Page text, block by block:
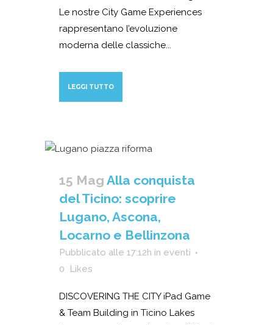
Le nostre City Game Experiences
rappresentano l’evoluzione
moderna delle classiche...
LEGGI TUTTO
15 Mag Alla conquista
del Ticino: scoprire
Lugano, Ascona,
Locarno e Bellinzona
Pubblicato alle 17:12h in eventi
0
Likes
DISCOVERING THE CITY iPad Game
& Team Building in Ticino Lakes